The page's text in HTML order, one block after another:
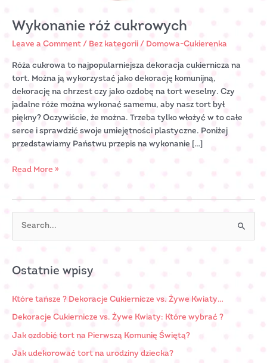
Wykonanie róż cukrowych
Leave a Comment / Bez kategorii / Domowa-Cukierenka
Róża cukrowa to najpopularniejsza dekoracja cukiernicza na
tort. Można ją wykorzystać jako dekorację komunijną,
dekorację na chrzest czy jako ozdobę na tort weselny. Czy
jadalne róże można wykonać samemu, aby nasz tort był
piękny? Oczywiście, że można. Trzeba tylko włożyć w to całe
serce i sprawdzić swoje umiejętności plastyczne. Poniżej
przedstawiamy Państwu przepis na wykonanie […]
Read More »
r
Ostatnie wpisy
Które tańsze ? Dekoracje Cukiernicze vs. Żywe Kwiaty…
Dekoracje Cukiernicze vs. Żywe Kwiaty: Które wybrać ?
Jak ozdobić tort na Pierwszą Komunię Świętą?
Jak udekorować tort na urodziny dziecka?